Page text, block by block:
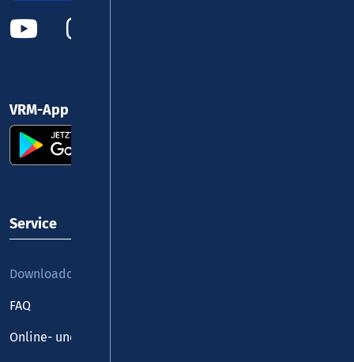
VRM-App nutzen und durchstarten
Service
Downloadcenter
FAQ
Online- und Handy-Tickets